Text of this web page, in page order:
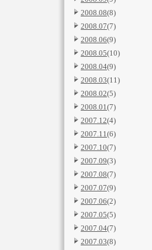
2008.08(8)
2008.07(7)
2008.06(9)
2008.05(10)
2008.04(9)
2008.03(11)
2008.02(5)
2008.01(7)
2007.12(4)
2007.11(6)
2007.10(7)
2007.09(3)
2007.08(7)
2007.07(9)
2007.06(2)
2007.05(5)
2007.04(7)
2007.03(8)